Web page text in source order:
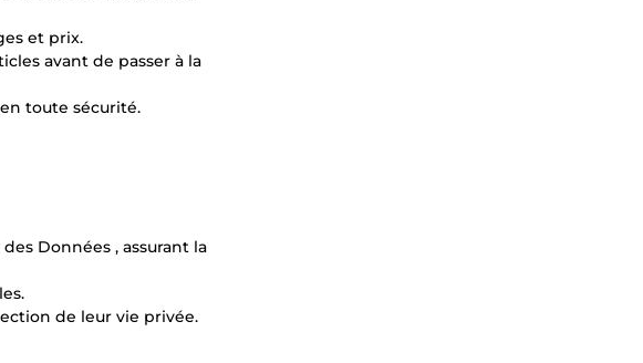
et prix.
avant de passer à la
toute sécurité.
Données , assurant la
de leur vie privée.